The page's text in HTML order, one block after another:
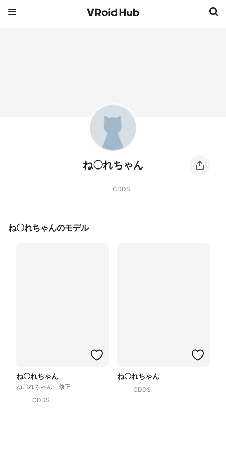
ね〇れちゃん
CDDS
ね〇れちゃんのモデル
ね〇れちゃん
ね〇れちゃん 修正
CDDS
ね〇れちゃん
CDDS